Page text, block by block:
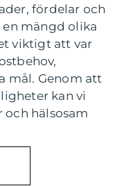
fördelar och
en mängd olika
viktigt att var
mål. Genom att
kan vi
hälsosam